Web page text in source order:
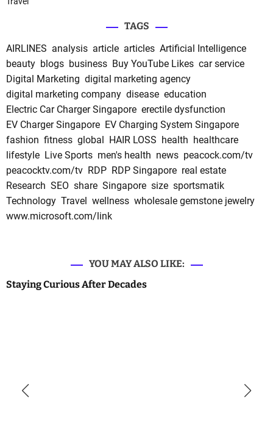
TAGS
AIRLINES analysis article articles Artificial Intelligence
beauty blogs business Buy YouTube Likes car service
Digital Marketing digital marketing agency
digital marketing company disease education
Electric Car Charger Singapore erectile dysfunction
EV Charger Singapore EV Charging System Singapore
fashion fitness global HAIR LOSS health healthcare
lifestyle Live Sports men's health news peacock.com/tv
peacocktv.com/tv RDP RDP Singapore real estate
Research SEO share Singapore size sportsmatik
Technology Travel wellness wholesale gemstone jewelry
www.microsoft.com/link
YOU MAY ALSO LIKE:
Staying Curious After Decades